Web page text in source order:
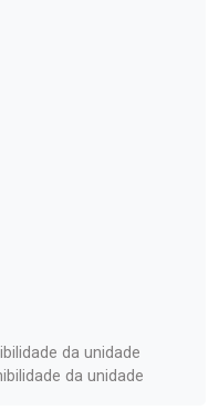
da unidade
da unidade